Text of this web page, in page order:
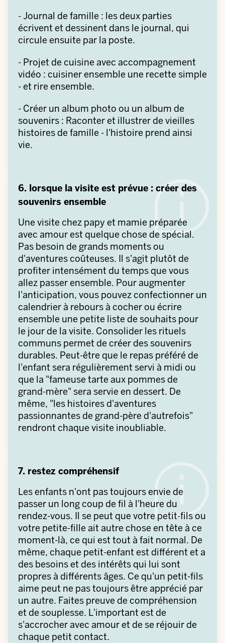
- Journal de famille : les deux parties
écrivent et dessinent dans le journal, qui
circule ensuite par la poste.
- Projet de cuisine avec accompagnement
vidéo : cuisiner ensemble une recette simple
- et rire ensemble.
- Créer un album photo ou un album de
souvenirs : Raconter et illustrer de vieilles
histoires de famille - l'histoire prend ainsi
vie.
6. lorsque la visite est prévue : créer des
souvenirs ensemble
Une visite chez papy et mamie préparée
avec amour est quelque chose de spécial.
Pas besoin de grands moments ou
d'aventures coûteuses. Il s'agit plutôt de
profiter intensément du temps que vous
allez passer ensemble. Pour augmenter
l'anticipation, vous pouvez confectionner un
calendrier à rebours à cocher ou écrire
ensemble une petite liste de souhaits pour
le jour de la visite. Consolider les rituels
communs permet de créer des souvenirs
durables. Peut-être que le repas préféré de
l'enfant sera régulièrement servi à midi ou
que la "fameuse tarte aux pommes de
grand-mère" sera servie en dessert. De
même, "les histoires d'aventures
passionnantes de grand-père d'autrefois"
rendront chaque visite inoubliable.
7. restez compréhensif
Les enfants n'ont pas toujours envie de
passer un long coup de fil à l'heure du
rendez-vous. Il se peut que votre petit-fils ou
votre petite-fille ait autre chose en tête à ce
moment-là, ce qui est tout à fait normal. De
même, chaque petit-enfant est différent et a
des besoins et des intérêts qui lui sont
propres à différents âges. Ce qu'un petit-fils
aime peut ne pas toujours être apprécié par
un autre. Faites preuve de compréhension
et de souplesse. L'important est de
s'accrocher avec amour et de se réjouir de
chaque petit contact.